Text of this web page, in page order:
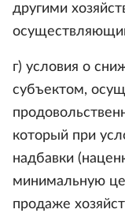
другими
г) условия о
субъектом,
который при
надбавки
минимальную
продаже